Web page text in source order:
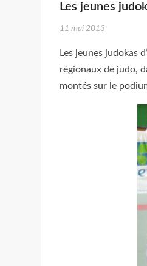
Les jeunes
11 mai 2013
Les jeunes judokas
régionaux de judo,
montés sur le